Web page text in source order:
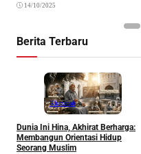
14/10/2025
Berita Terbaru
Khazanah
Dunia Ini Hina, Akhirat Berharga:
Membangun Orientasi Hidup
Seorang Muslim